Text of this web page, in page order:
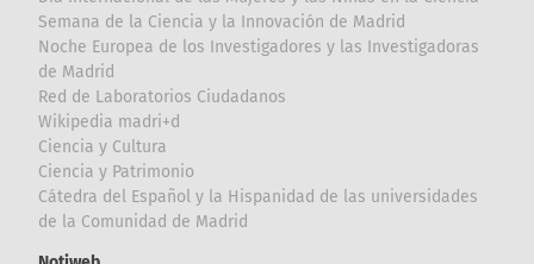
Semana de la Ciencia y la Innovación de Madrid
Noche Europea de los Investigadores y las Investigadoras
de Madrid
Red de Laboratorios Ciudadanos
Wikipedia madri+d
Ciencia y Cultura
Ciencia y Patrimonio
Cátedra del Español y la Hispanidad de las universidades
de la Comunidad de Madrid